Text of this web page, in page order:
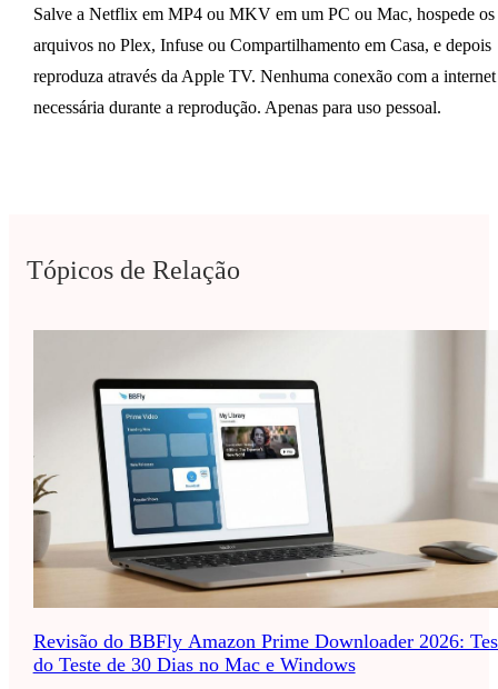
Salve a Netflix em MP4 ou MKV em um PC ou Mac, hospede os
arquivos no Plex, Infuse ou Compartilhamento em Casa, e depois
reproduza através da Apple TV. Nenhuma conexão com a internet
necessária durante a reprodução. Apenas para uso pessoal.
Tópicos de Relação
Revisão do BBFly Amazon Prime Downloader 2026:
do Teste de 30 Dias no Mac e Windows